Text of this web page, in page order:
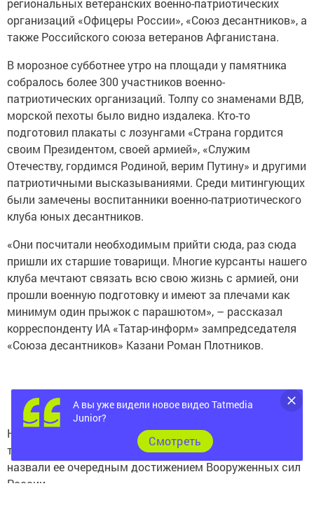
региональных ветеранских военно-патриотических
организаций «Офицеры России», «Союз десантников», а
также Российского союза ветеранов Афганистана.
В морозное субботнее утро на площади у памятника
собралось более 300 участников военно-
патриотических организаций. Толпу со знаменами ВДВ,
морской пехоты было видно издалека. Кто-то
подготовил плакаты с лозунгами «Страна гордится
своим Президентом, своей армией», «Служим
Отечеству, гордимся Родиной, верим Путину» и другими
патриотичными высказываниями. Среди митингующих
были замечены воспитанники военно-патриотического
клуба юных десантников.
«Они посчитали необходимым прийти сюда, раз сюда
пришли их старшие товарищи. Многие курсанты нашего
клуба мечтают связать всю свою жизнь с армией, они
прошли военную подготовку и имеют за плечами как
минимум один прыжок с парашютом», – рассказал
корреспонденту ИА «Татар-информ» зампредседателя
«Союза десантников» Казани Роман Плотников.
На митинге была особо отмечена победа над
террористами в Сирии. Участники мероприятия
назвали ее очередным достижением Вооруженных сил
России.
А вы уже видели новое видео Tatmedia
Junior?
Cмотреть